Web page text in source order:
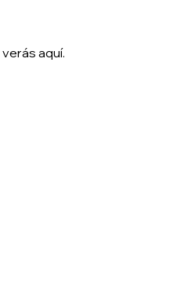
aquí.